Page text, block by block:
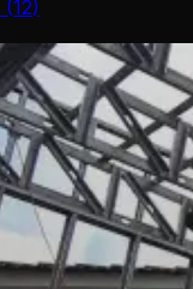
(12)